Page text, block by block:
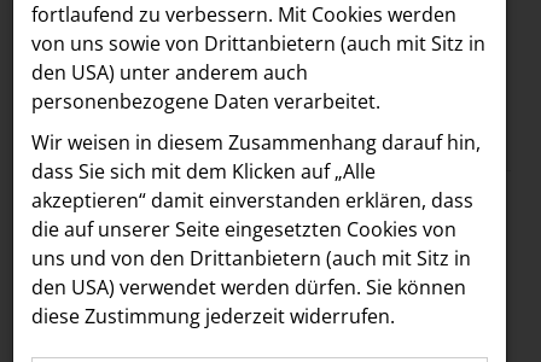
MELDUNGEN
LOEBELL NORDBERG
INNER
aehre
Astoria Artshow
B/S/H Hausgeräte
Meldungen / The Companion
Text Bilder
09.03.2026
Mehr Flair für die
Mariahilfer Straße:
fortlaufend zu verbessern. Mit Cookies werden
von uns sowie von Drittanbietern (auch mit Sitz in
den USA) unter anderem auch
personenbezogene Daten verarbeitet.
Wir weisen in diesem Zusammenhang darauf hin,
dass Sie sich mit dem Klicken auf „Alle
akzeptieren“ damit ein­ver­standen erklären, dass
die auf unserer Seite eingesetzten Cookies von
uns und von den Drittanbietern (auch mit Sitz in
den USA) verwendet werden dürfen. Sie können
diese Zustimmung jederzeit widerrufen.